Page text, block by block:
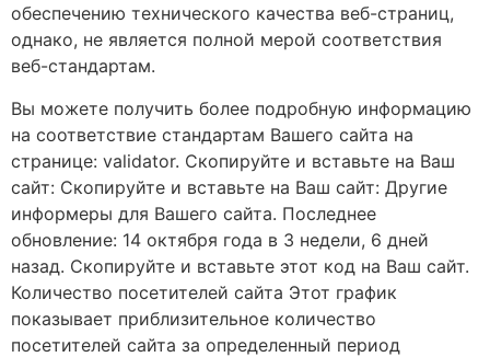
обеспечению технического качества веб-страниц,
однако, не является полной мерой соответствия
веб-стандартам.
Вы можете получить более подробную информацию
на соответствие стандартам Вашего сайта на
странице: validator. Скопируйте и вставьте на Ваш
сайт: Скопируйте и вставьте на Ваш сайт: Другие
информеры для Вашего сайта. Последнее
обновление: 14 октября года в 3 недели, 6 дней
назад. Скопируйте и вставьте этот код на Ваш сайт.
Количество посетителей сайта Этот график
показывает приблизительное количество
посетителей сайта за определенный период